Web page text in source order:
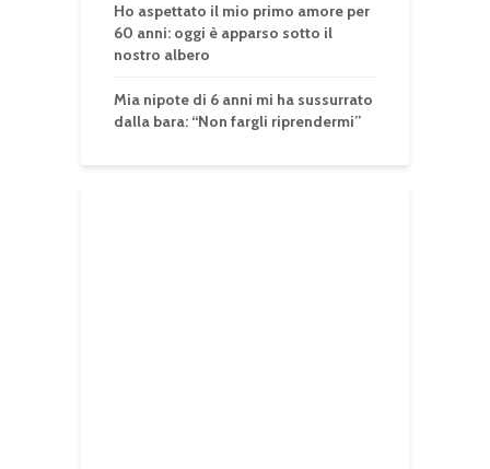
Ho aspettato il mio primo amore per
60 anni: oggi è apparso sotto il
nostro albero
Mia nipote di 6 anni mi ha sussurrato
dalla bara: “Non fargli riprendermi”